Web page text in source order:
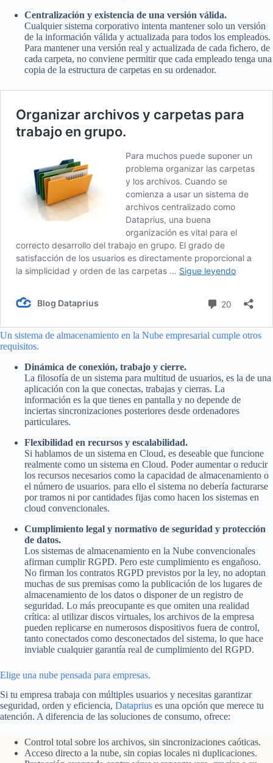
Centralización y existencia de una versión válida.
Cualquier sistema corporativo intenta mantener solo un versión
de la información válida y actualizada para todos los empleados.
Para mantener una versión real y actualizada de cada fichero, de
cada carpeta, no conviene permitir que cada empleado tenga una
copia de la estructura de carpetas en su ordenador.
Un sistema de almacenamiento en la Nube empresarial cumple otros
requisitos.
Dinámica de conexión, trabajo y cierre.
La filosofía de un sistema para multitud de usuarios, es la de una
aplicación con la que conectas, trabajas y cierras. La
información es la que tienes en pantalla y no depende de
inciertas sincronizaciones posteriores desde ordenadores
particulares.
Flexibilidad en recursos y escalabilidad.
Si hablamos de un sistema en Cloud, es deseable que funcione
realmente como un sistema en Cloud. Poder aumentar o reducir
los recursos necesarios como la capacidad de almacenamiento o
el número de usuarios. para ello el sistema no debería facturarse
por tramos ni por cantidades fijas como hacen los sistemas en
cloud convencionales.
Cumplimiento legal y normativo de seguridad y protección
de datos.
Los sistemas de almacenamiento en la Nube convencionales
afirman cumplir RGPD. Pero este cumplimiento es engañoso.
No firman los contratos RGPD previstos por la ley, no adoptan
muchas de sus premisas como la publicación de los lugares de
almacenamiento de los datos o disponer de un registro de
seguridad. Lo más preocupante es que omiten una realidad
crítica: al utilizar discos virtuales, los archivos de la empresa
pueden replicarse en numerosos dispositivos fuera de control,
tanto conectados como desconectados del sistema, lo que hace
inviable cualquier garantía real de cumplimiento del RGPD.
Elige una nube pensada para empresas.
Si tu empresa trabaja con múltiples usuarios y necesitas garantizar
seguridad, orden y eficiencia, Dataprius es una opción que merece tu
atención. A diferencia de las soluciones de consumo, ofrece:
Control total sobre los archivos, sin sincronizaciones caóticas.
Acceso directo a la nube, sin copias locales ni duplicaciones.